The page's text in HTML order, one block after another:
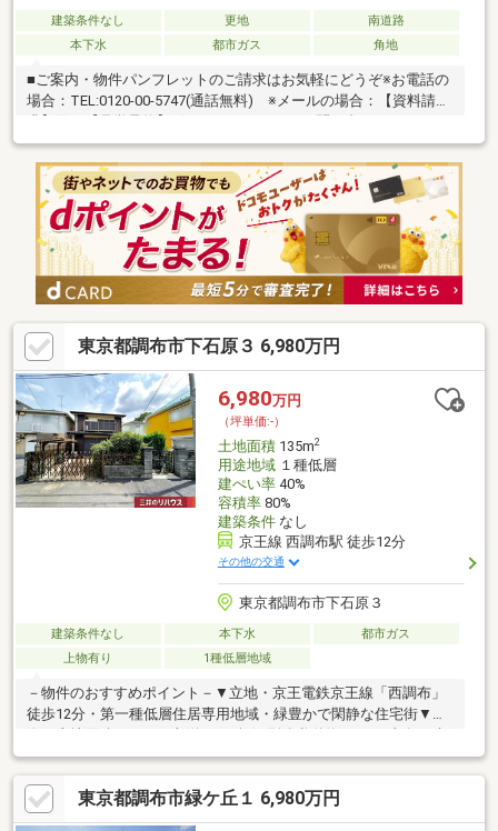
建築条件なし 更地
南道路
本下水
都市ガス 角地
■ご案内・物件パンフレットのご請求はお気軽にどうぞ※お電話の
場合：TEL:0120-00-5747(通話無料) ※メールの場合：【資料請
い。■～東宝ハウス【フリーダイヤル:0120-00-5747】～
東京都調布市下石原３ 6,980万円
6,980万円
（坪単価:-）
土地面積135m2
用途地域１種低層
建ぺい率40%
容積率80%
建築条件なし
京王線 西調布駅 徒歩12分
その他の交通
東京都調布市下石原３
建築条件なし 本下水
都市ガス
上物有り
1種低層地域
－物件のおすすめポイント－▼立地・京王電鉄京王線「西調布」
徒歩12分・第一種低層住居専用地域・緑豊かで閑静な住宅街▼特
築条件付宅地販売ではありません・周囲には既に建物があり、近
隣状況などを考慮した設計が可能▼周辺環境・京王ストアキッチ
ンコート西調布店 徒歩7分(約500m)・調布市立第三小学校 徒歩9
分(約670m)・セブンイレブン調布下石原2丁目店 徒歩6分(約
東京都調布市緑ケ丘１ 6,980万円